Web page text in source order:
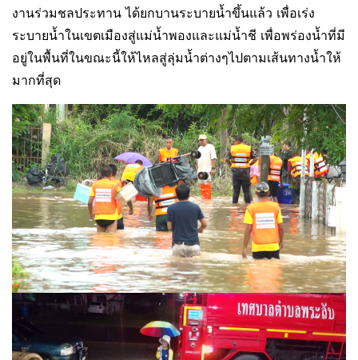
งานร่วมชลประทาน ได้ยกบานระบายน้ำขึ้นแล้ว เพื่อเร่ง
ระบายน้ำในเขตเมืองสู่แม่น้ำพองและแม่น้ำชี เพื่อพร่องน้ำที่มี
อยู่ในพื้นที่ในขณะนี้ให้ไหลสู่ลุ่มน้ำต่างๆไปตามเส้นทางน้ำให้
มากที่สุด